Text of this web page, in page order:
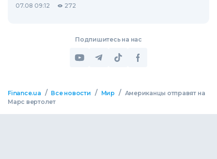
07.08 09:12 272
Подпишитесь на нас
Finance.ua / Все новости / Мир / Американцы отправят на
Марс вертолет